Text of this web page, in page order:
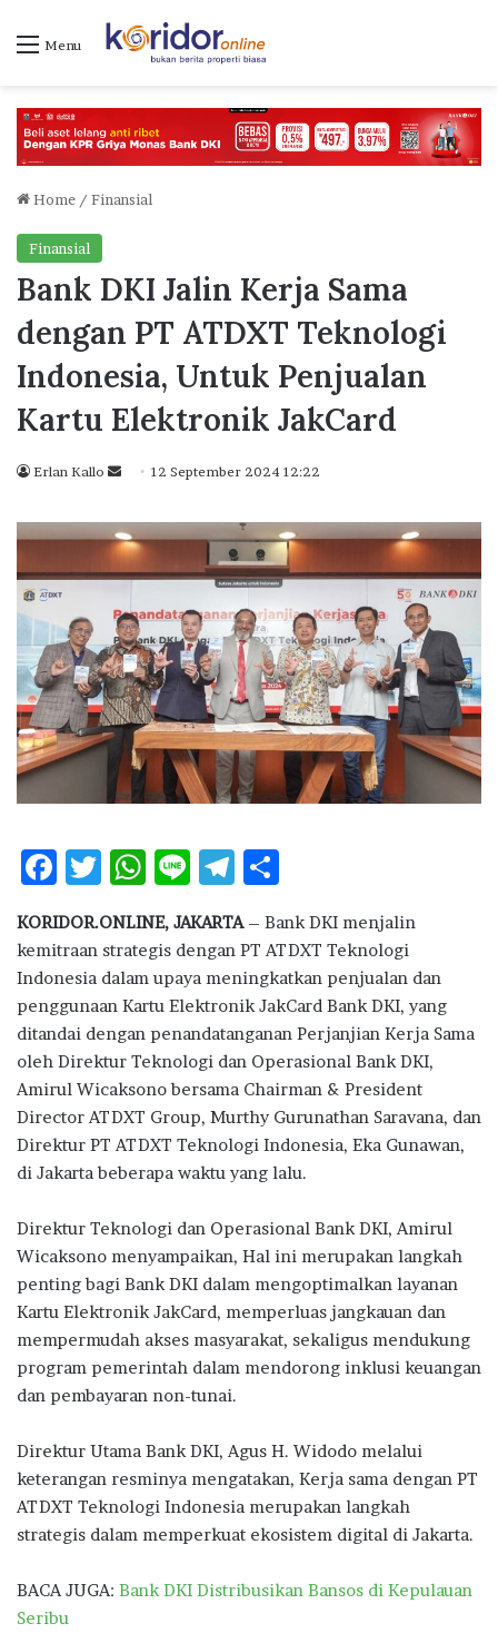
Menu
Home / Finansial
Finansial
Bank DKI Jalin Kerja Sama
dengan PT ATDXT Teknologi
Indonesia, Untuk Penjualan
Kartu Elektronik JakCard
Erlan Kallo
n
d
a
e
m
a
i
l
12 September 2024 12:22
F
e
b
o
o
k
T
it
te
r
W
at
s
A
p
p
Li
e
T
e
g
ra
m
ar
e
KORIDOR.ONLINE, JAKARTA– Bank DKI menjalin
kemitraan strategis dengan PT ATDXT Teknologi
Indonesia dalam upaya meningkatkan penjualan dan
penggunaan Kartu Elektronik JakCard Bank DKI, yang
ditandai dengan penandatanganan Perjanjian Kerja Sama
oleh Direktur Teknologi dan Operasional Bank DKI,
Amirul Wicaksono bersama Chairman & President
Director ATDXT Group, Murthy Gurunathan Saravana, dan
Direktur PT ATDXT Teknologi Indonesia, Eka Gunawan,
di Jakarta beberapa waktu yang lalu.
Direktur Teknologi dan Operasional Bank DKI, Amirul
Wicaksono menyampaikan, Hal ini merupakan langkah
penting bagi Bank DKI dalam mengoptimalkan layanan
Kartu Elektronik JakCard, memperluas jangkauan dan
mempermudah akses masyarakat, sekaligus mendukung
program pemerintah dalam mendorong inklusi keuangan
dan pembayaran non-tunai.
Direktur Utama Bank DKI, Agus H. Widodo melalui
keterangan resminya mengatakan, Kerja sama dengan PT
ATDXT Teknologi Indonesia merupakan langkah
strategis dalam memperkuat ekosistem digital di Jakarta.
BACA JUGA: Bank DKI Distribusikan Bansos di Kepulauan
Seribu